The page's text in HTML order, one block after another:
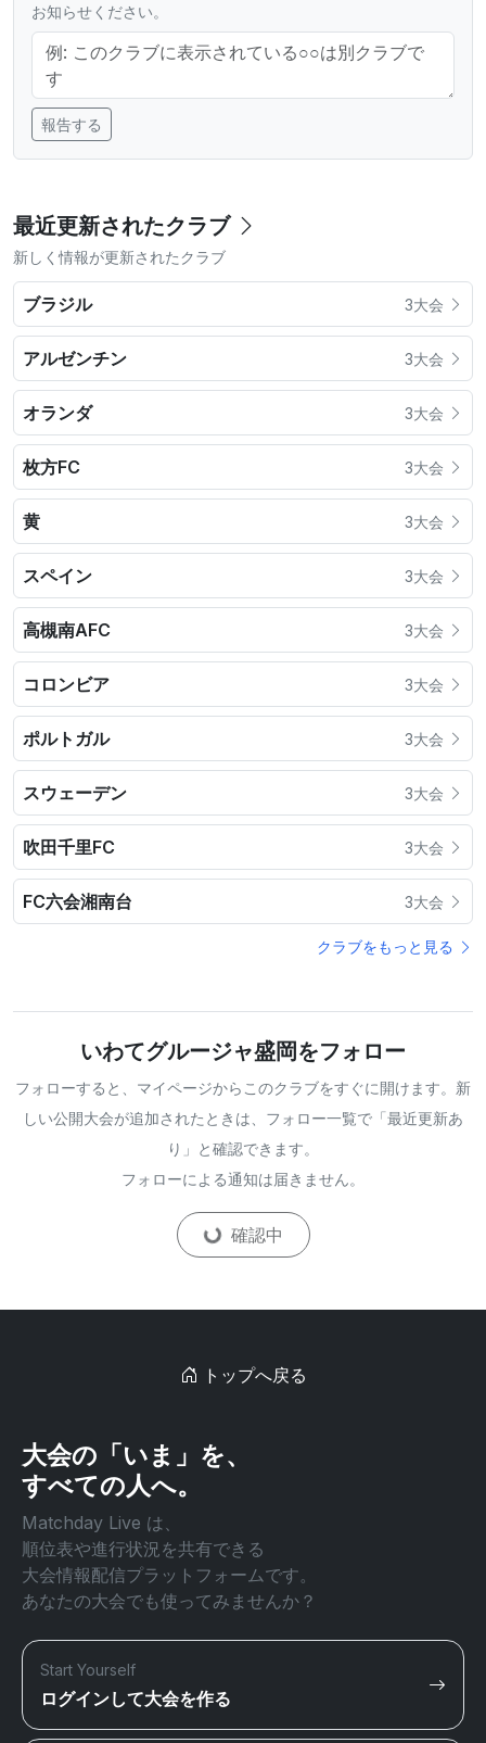
お知らせください。
報告する
最近更新されたクラブ
新しく情報が更新されたクラブ
ブラジル 3大会
アルゼンチン 3大会
オランダ 3大会
枚方FC 3大会
黄 3大会
スペイン 3大会
高槻南AFC 3大会
コロンビア 3大会
ポルトガル 3大会
スウェーデン 3大会
吹田千里FC 3大会
FC六会湘南台 3大会
クラブをもっと見る
いわてグルージャ盛岡をフォロー
フォローすると、マイページからこのクラブをすぐに開けます。新
しい公開大会が追加されたときは、フォロー一覧で「最近更新あ
り」と確認できます。
フォローによる通知は届きません。
確認中
トップへ戻る
大会の「いま」を、
すべての人へ。
Matchday Live は、
順位表や進行状況を共有できる
大会情報配信プラットフォームです。
あなたの大会でも使ってみませんか？
Start Yourself
ログインして大会を作る